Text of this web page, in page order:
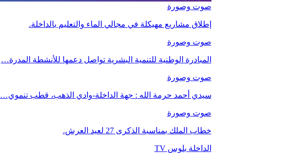
صوت وصورة
إطلاق مشاريع مهيكلة في مجالي الماء والتعليم بالداخلة.
صوت وصورة
المبادرة الوطنية للتنمية البشرية تواصل دعمها للأنشطة المدرة…
صوت وصورة
سيدي أحمد حرمة الله : جهة الداخلة-وادي الذهب، قطب تنموي…
صوت وصورة
خطاب الملك بمناسبة الذكرى 27 لعيد العرش.
الداخلة بلوس TV